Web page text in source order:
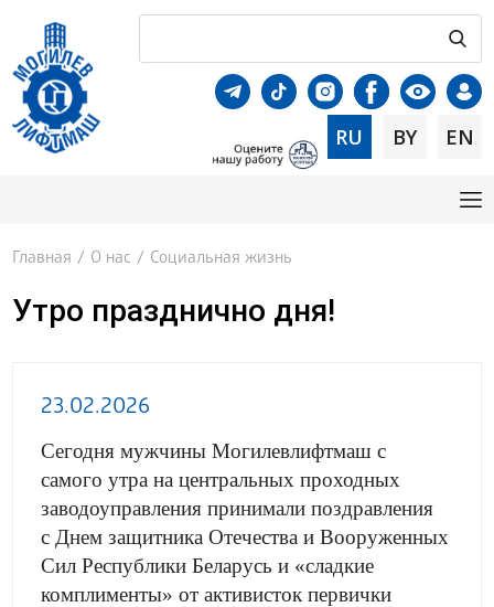
RU BY EN
Главная / О нас / Социальная жизнь
Утро празднично дня!
23.02.2026
Сегодня мужчины Могилевлифтмаш с
самого утра на центральных проходных
заводоуправления принимали поздравления
с Днем защитника Отечества и Вооруженных
Сил Республики Беларусь и «сладкие
комплименты» от активисток первички